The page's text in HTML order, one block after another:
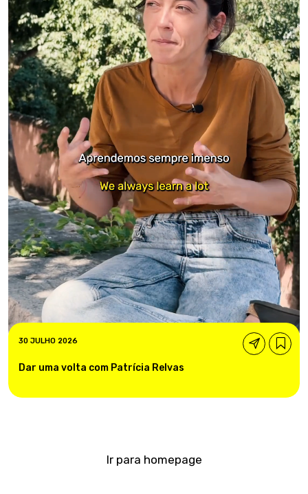
30 JULHO 2026
Dar uma volta com Patrícia Relvas
Ir para homepage